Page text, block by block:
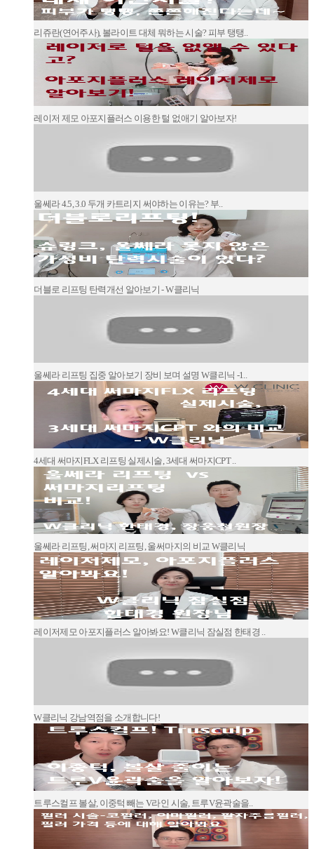
리쥬란(연어주사), 볼라이트 대체 뭐하는 시술? 피부 탱탱..
레이저 제모 아포지플러스 이용한 털 없애기 알아보자!
울쎄라 4.5, 3.0 두개 카트리지 써야하는 이유는? 부..
더블로 리프팅 탄력개선 알아보기 - W클리닉
울쎄라 리프팅 집중 알아보기 장비 보며 설명 W클리닉 -1..
4세대 써마지FLX 리프팅 실제시술, 3세대 써마지CPT ..
울쎄라 리프팅, 써마지 리프팅, 울써마지의 비교 W클리닉
레이저제모 아포지플러스 알아봐요! W클리닉 잠실점 한태경 ..
W클리닉 강남역점을 소개합니다!
트루스컬프 볼살, 이중턱 빼는 V라인 시술, 트루V윤곽술을..